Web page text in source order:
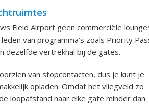
Field Airport geen commerciële
van programma’s zoals Priority
dezelfde vertrekhal bij de gates.
van stopcontacten, dus je kunt je
opladen. Omdat het vliegveld zo
loopafstand naar elke gate minder dan